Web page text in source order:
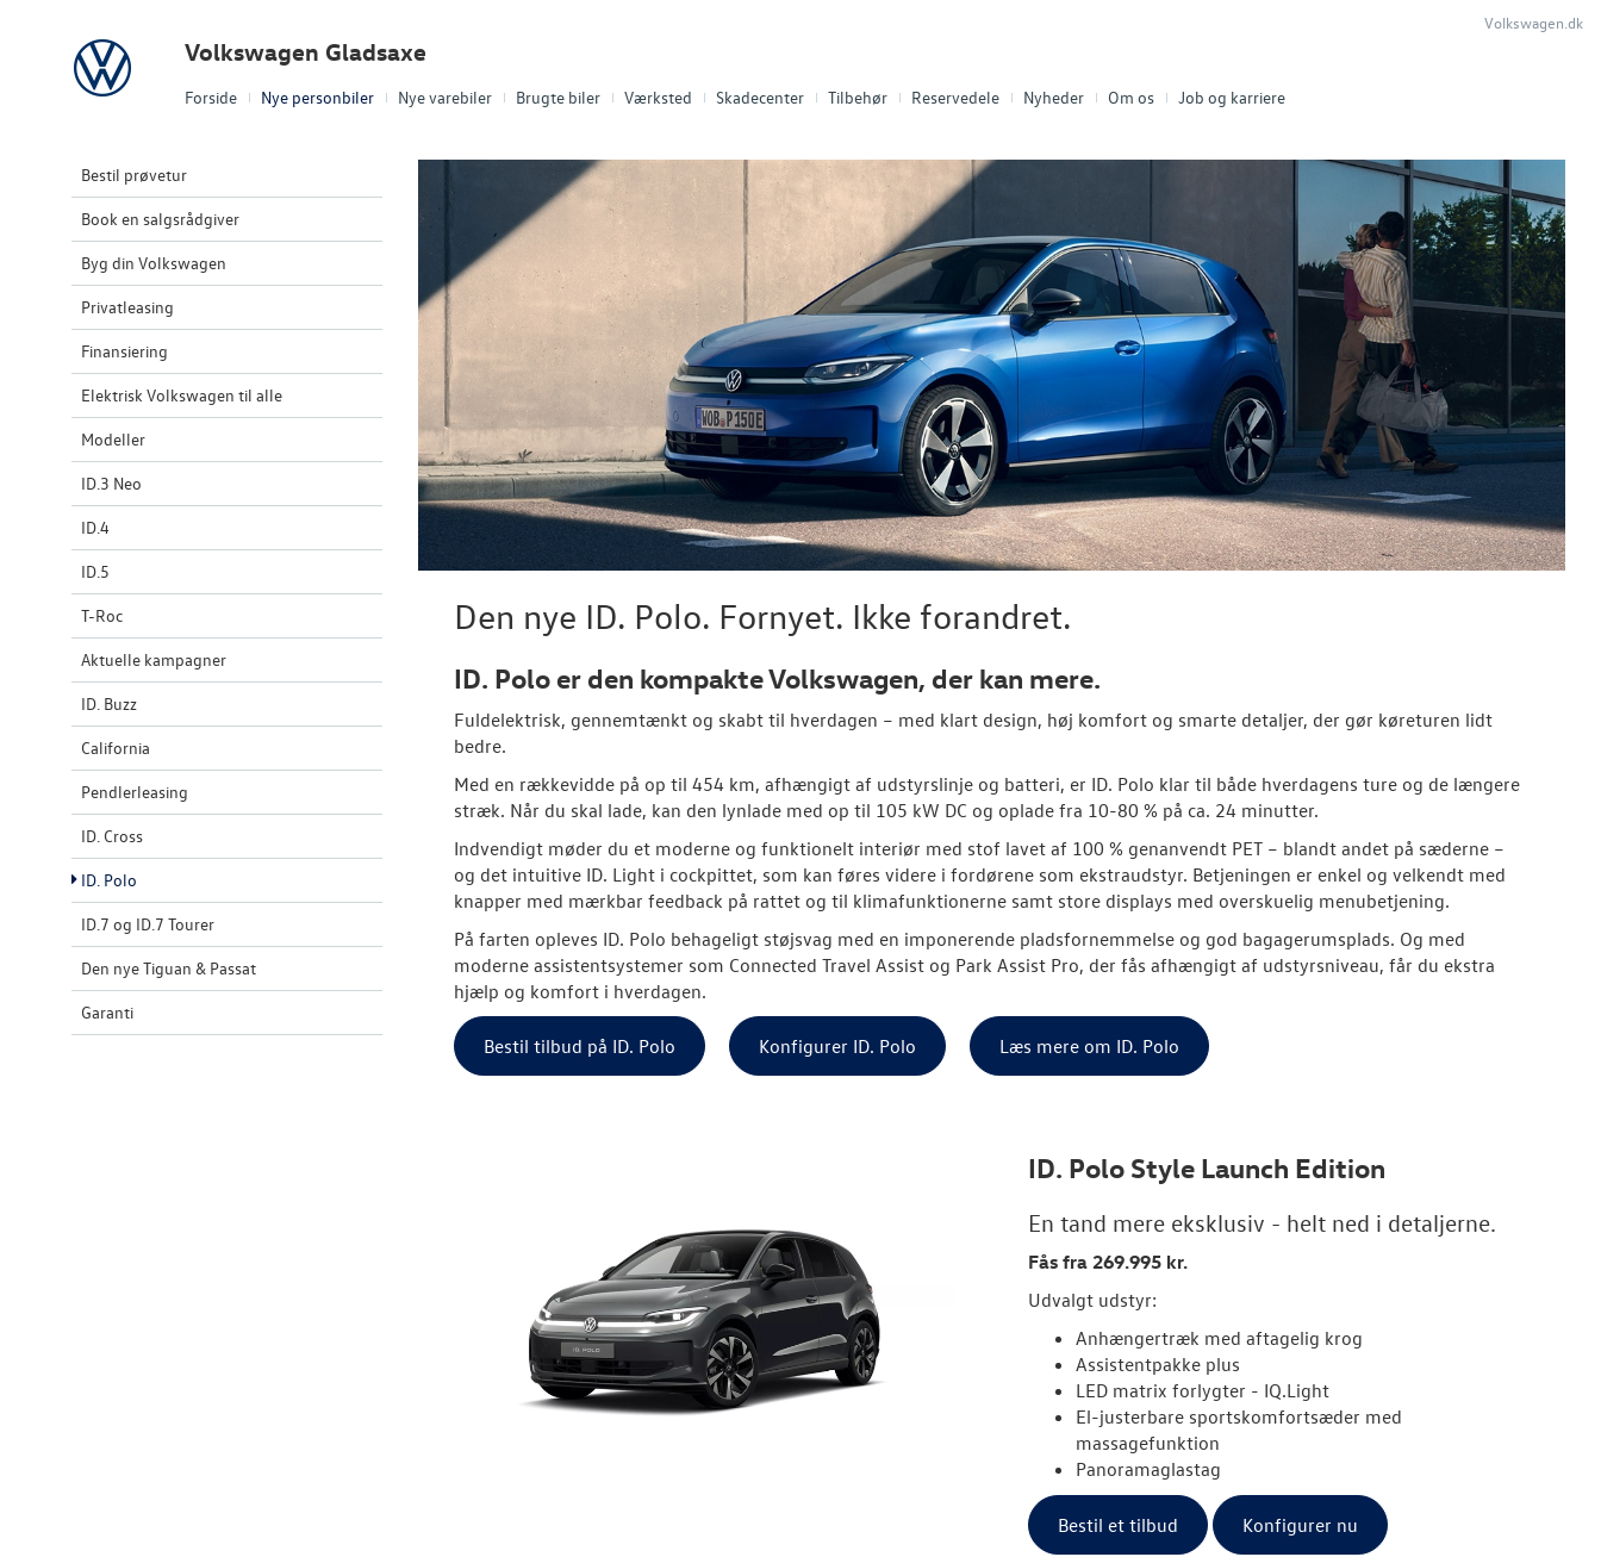
Forside Nye personbiler Nye varebiler Brugte biler Værksted Skadecenter Tilbehør Reservedele Nyheder Om os Job og karriere
Volkswagen Volkswagen Gladsaxe
Volkswagen.dk
Bestil prøvetur
Book en salgsrådgiver
Byg din Volkswagen
Privatleasing
Finansiering
Elektrisk Volkswagen til alle
Modeller
ID.3 Neo
ID.4
ID.5
T-Roc
Aktuelle kampagner
ID. Buzz
California
Pendlerleasing
ID. Cross
ID. Polo
ID.7 og ID.7 Tourer
Den nye Tiguan & Passat
Garanti
Den nye ID. Polo. Fornyet. Ikke forandret.
ID. Polo er den kompakte Volkswagen, der kan mere.
Fuldelektrisk, gennemtænkt og skabt til hverdagen – med klart design, høj komfort og smarte detaljer, der gør køreturen lidt
bedre.
Med en rækkevidde på op til 454 km, afhængigt af udstyrslinje og batteri, er ID. Polo klar til både hverdagens ture og de længere
stræk. Når du skal lade, kan den lynlade med op til 105 kW DC og oplade fra 10-80 % på ca. 24 minutter.
Indvendigt møder du et moderne og funktionelt interiør med stof lavet af 100 % genanvendt PET – blandt andet på sæderne –
og det intuitive ID. Light i cockpittet, som kan føres videre i fordørene som ekstraudstyr. Betjeningen er enkel og velkendt med
knapper med mærkbar feedback på rattet og til klimafunktionerne samt store displays med overskuelig menubetjening.
På farten opleves ID. Polo behageligt støjsvag med en imponerende pladsfornemmelse og god bagagerumsplads. Og med
moderne assistentsystemer som Connected Travel Assist og Park Assist Pro, der fås afhængigt af udstyrsniveau, får du ekstra
hjælp og komfort i hverdagen.
Bestil tilbud på ID. Polo Konfigurer ID. Polo Læs mere om ID. Polo
ID. Polo Style Launch Edition
En tand mere eksklusiv - helt ned i detaljerne.
Fås fra 269.995 kr.
Udvalgt udstyr:
Anhængertræk med aftagelig krog
Assistentpakke plus
LED matrix forlygter - IQ.Light
El-justerbare sportskomfortsæder med
massagefunktion
Panoramaglastag
Bestil et tilbud Konfigurer nu